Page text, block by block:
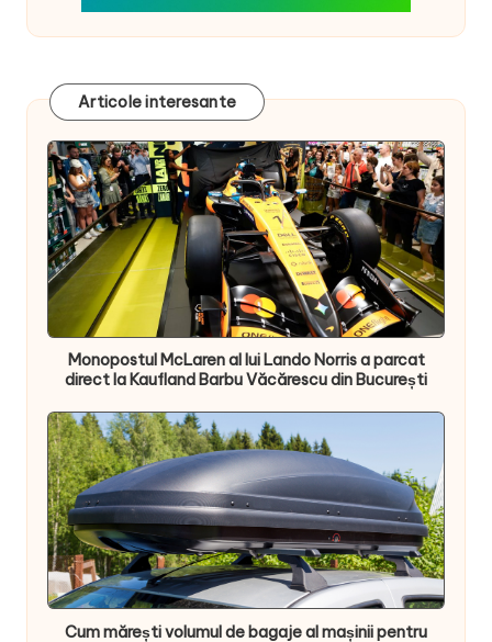
Articole interesante
Monopostul McLaren al lui Lando Norris a parcat
direct la Kaufland Barbu Văcărescu din București
Cum mărești volumul de bagaje al mașinii pentru